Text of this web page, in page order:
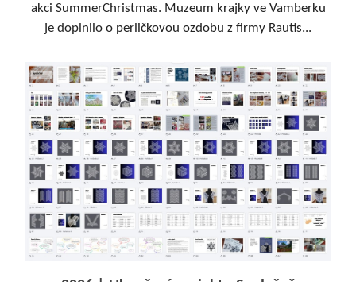
akci SummerChristmas. Muzeum krajky ve Vamberku
je doplnilo o perličkovou ozdobu z firmy Rautis...